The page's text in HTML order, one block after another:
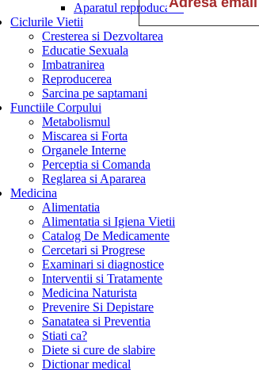
Aparatul reproducator
Ciclurile Vietii
Cresterea si Dezvoltarea
Educatie Sexuala
Imbatranirea
Reproducerea
Sarcina pe saptamani
Functiile Corpului
Metabolismul
Miscarea si Forta
Organele Interne
Perceptia si Comanda
Reglarea si Apararea
Medicina
Alimentatia
Alimentatia si Igiena Vietii
Catalog De Medicamente
Cercetari si Progrese
Examinari si diagnostice
Interventii si Tratamente
Medicina Naturista
Prevenire Si Depistare
Sanatatea si Preventia
Stiati ca?
Diete si cure de slabire
Dictionar medical